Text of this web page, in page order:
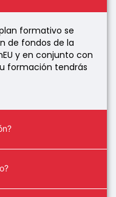
formativo se
de fondos de la
y en conjunto con
formación tendrás